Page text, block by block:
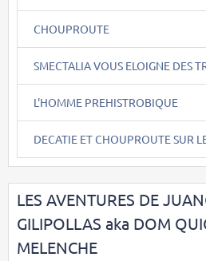
CHOUPROUTE
SMECTALIA VOUS ELOIGNE DES
L'HOMME PREHISTROBIQUE
DECATIE ET CHOUPROUTE SUR
LES AVENTURES DE
GILIPOLLAS aka DOM
MELENCHE